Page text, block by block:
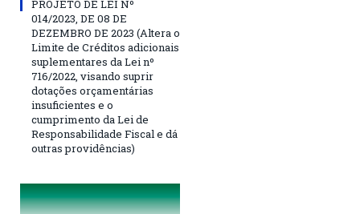
PROJETO DE LEI Nº
014/2023, DE 08 DE
DEZEMBRO DE 2023 (Altera o
Limite de Créditos adicionais
suplementares da Lei nº
716/2022, visando suprir
dotações orçamentárias
insuficientes e o
cumprimento da Lei de
Responsabilidade Fiscal e dá
outras providências)